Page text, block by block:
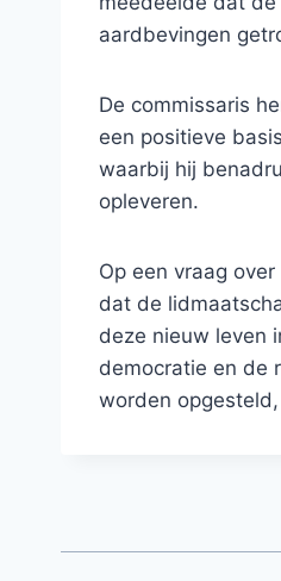
aardbevingen
De commissaris
een positieve
waarbij hij
opleveren.
Op een vraag
dat de
deze nieuw leven
democratie en de
worden